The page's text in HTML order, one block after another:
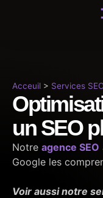
Acceuil > Services
un SEO
Notre agence SEO
Google les
Voir aussi notre